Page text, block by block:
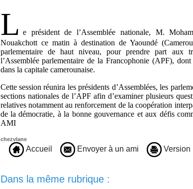
L e président de l’Assemblée nationale, M.
Nouakchott ce matin à destination de Yaoundé
parlementaire de haut niveau, pour prendre part aux
l’Assemblée parlementaire de la Francophonie (APF),
dans la capitale camerounaise.
Cette session réunira les présidents d’Assemblées, les
sections nationales de l’APF afin d’examiner plusieurs
relatives notamment au renforcement de la coopération
de la démocratie, à la bonne gouvernance et aux défis
AMI
chezvlane
Accueil Envoyer à un ami Version
Dans la même rubrique :